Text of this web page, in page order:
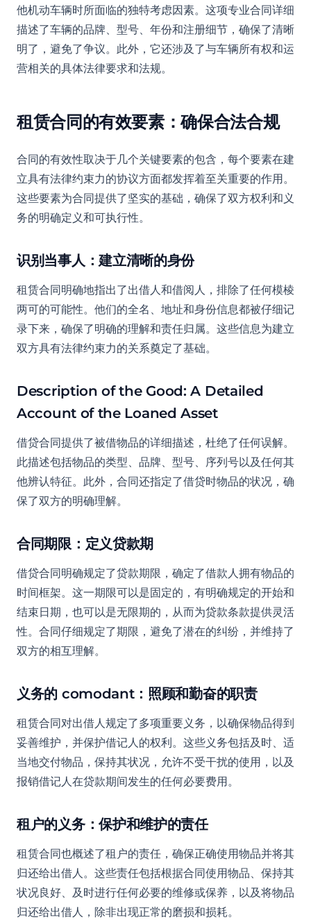
他机动车辆时所面临的独特考虑因素。这项专业合同详细
描述了车辆的品牌、型号、年份和注册细节，确保了清晰
明了，避免了争议。此外，它还涉及了与车辆所有权和运
营相关的具体法律要求和法规。
租赁合同的有效要素：确保合法合规
合同的有效性取决于几个关键要素的包含，每个要素在建
立具有法律约束力的协议方面都发挥着至关重要的作用。
这些要素为合同提供了坚实的基础，确保了双方权利和义
务的明确定义和可执行性。
识别当事人：建立清晰的身份
租赁合同明确地指出了出借人和借阅人，排除了任何模棱
两可的可能性。他们的全名、地址和身份信息都被仔细记
录下来，确保了明确的理解和责任归属。这些信息为建立
双方具有法律约束力的关系奠定了基础。
Description of the Good: A Detailed
Account of the Loaned Asset
借贷合同提供了被借物品的详细描述，杜绝了任何误解。
此描述包括物品的类型、品牌、型号、序列号以及任何其
他辨认特征。此外，合同还指定了借贷时物品的状况，确
保了双方的明确理解。
合同期限：定义贷款期
借贷合同明确规定了贷款期限，确定了借款人拥有物品的
时间框架。这一期限可以是固定的，有明确规定的开始和
结束日期，也可以是无限期的，从而为贷款条款提供灵活
性。合同仔细规定了期限，避免了潜在的纠纷，并维持了
双方的相互理解。
义务的 comodant：照顾和勤奋的职责
租赁合同对出借人规定了多项重要义务，以确保物品得到
妥善维护，并保护借记人的权利。这些义务包括及时、适
当地交付物品，保持其状况，允许不受干扰的使用，以及
报销借记人在贷款期间发生的任何必要费用。
租户的义务：保护和维护的责任
租赁合同也概述了租户的责任，确保正确使用物品并将其
归还给出借人。这些责任包括根据合同使用物品、保持其
状况良好、及时进行任何必要的维修或保养，以及将物品
归还给出借人，除非出现正常的磨损和损耗。